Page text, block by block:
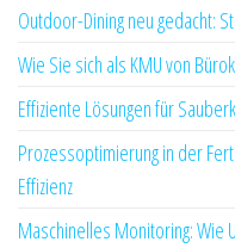
Outdoor-Dining neu gedacht:
Wie Sie sich als KMU von
Effiziente Lösungen für
Prozessoptimierung in der
Effizienz
Maschinelles Monitoring: Wie